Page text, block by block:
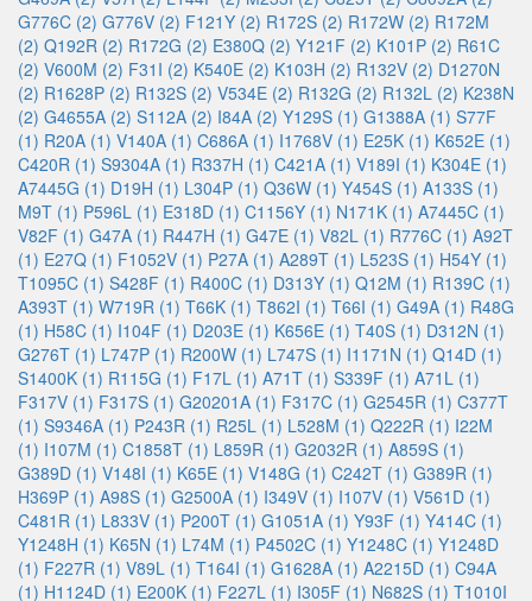
G776C (2) G776V (2) F121Y (2) R172S (2) R172W (2) R172M
(2) Q192R (2) R172G (2) E380Q (2) Y121F (2) K101P (2) R61C
(2) V600M (2) F31I (2) K540E (2) K103H (2) R132V (2) D1270N
(2) R1628P (2) R132S (2) V534E (2) R132G (2) R132L (2) K238N
(2) G4655A (2) S112A (2) I84A (2) Y129S (1) G1388A (1) S77F
(1) R20A (1) V140A (1) C686A (1) I1768V (1) E25K (1) K652E (1)
C420R (1) S9304A (1) R337H (1) C421A (1) V189I (1) K304E (1)
A7445G (1) D19H (1) L304P (1) Q36W (1) Y454S (1) A133S (1)
M9T (1) P596L (1) E318D (1) C1156Y (1) N171K (1) A7445C (1)
V82F (1) G47A (1) R447H (1) G47E (1) V82L (1) R776C (1) A92T
(1) E27Q (1) F1052V (1) P27A (1) A289T (1) L523S (1) H54Y (1)
T1095C (1) S428F (1) R400C (1) D313Y (1) Q12M (1) R139C (1)
A393T (1) W719R (1) T66K (1) T862I (1) T66I (1) G49A (1) R48G
(1) H58C (1) I104F (1) D203E (1) K656E (1) T40S (1) D312N (1)
G276T (1) L747P (1) R200W (1) L747S (1) I1171N (1) Q14D (1)
S1400K (1) R115G (1) F17L (1) A71T (1) S339F (1) A71L (1)
F317V (1) F317S (1) G20201A (1) F317C (1) G2545R (1) C377T
(1) S9346A (1) P243R (1) R25L (1) L528M (1) Q222R (1) I22M
(1) I107M (1) C1858T (1) L859R (1) G2032R (1) A859S (1)
G389D (1) V148I (1) K65E (1) V148G (1) C242T (1) G389R (1)
H369P (1) A98S (1) G2500A (1) I349V (1) I107V (1) V561D (1)
C481R (1) L833V (1) P200T (1) G1051A (1) Y93F (1) Y414C (1)
Y1248H (1) K65N (1) L74M (1) P4502C (1) Y1248C (1) Y1248D
(1) F227R (1) V89L (1) T164I (1) G1628A (1) A2215D (1) C94A
(1) H1124D (1) E200K (1) F227L (1) I305F (1) N682S (1) T1010I